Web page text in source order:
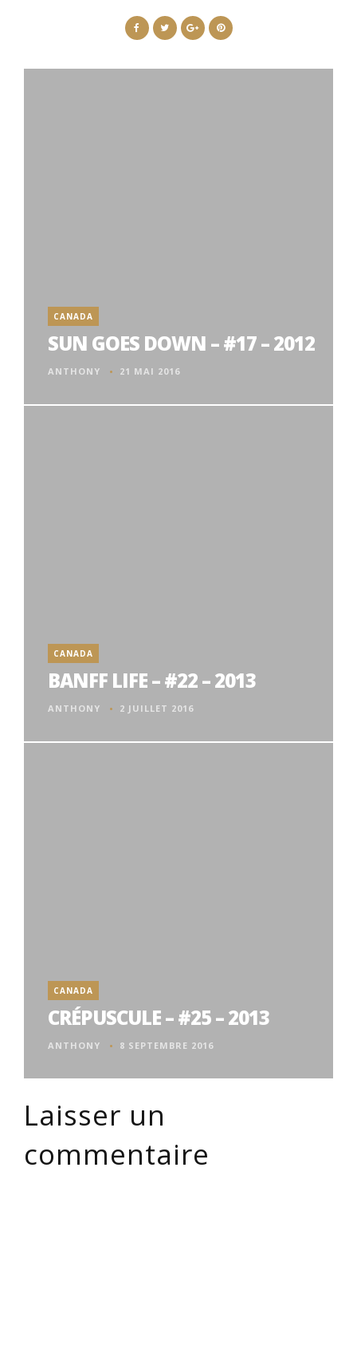
CANADA
SUN GOES DOWN – #17 – 2012
ANTHONY 21 MAI 2016
CANADA
BANFF LIFE – #22 – 2013
ANTHONY 2 JUILLET 2016
CANADA
CRÉPUSCULE – #25 – 2013
ANTHONY 8 SEPTEMBRE 2016
Laisser un
commentaire